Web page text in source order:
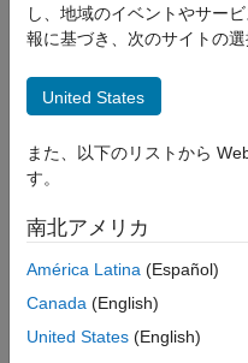
MATLAB から
本リファレンスでは、よくあ
すべてを掲載しているわけで
一般的な情報
MATLAB の高度なツール
合します。
し、地域のイベントやサー
報に基づき、次のサイトの
United States
また、以下のリストから
す。
南北アメリカ
América Latina (Español)
Canada (English)
United States (English)